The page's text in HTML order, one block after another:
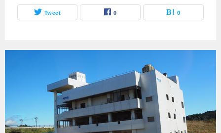
Tweet 0 0